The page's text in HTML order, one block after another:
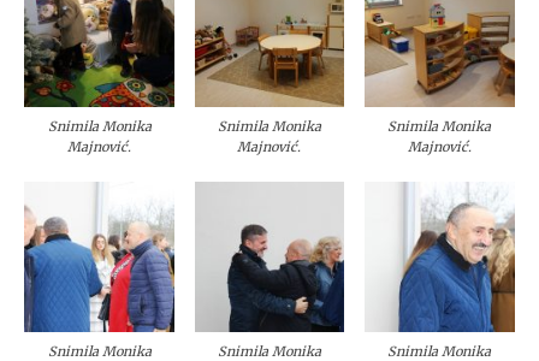
Snimila Monika
Majnović.
Snimila Monika
Majnović.
Snimila Monika
Majnović.
Snimila Monika
Snimila Monika
Snimila Monika